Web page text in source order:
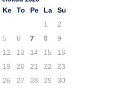
Ke To Pe La
Su
1
2
5 6 7 8
9
12 13 14 15
16
19 20 21 22
23
26 27 28 29
30